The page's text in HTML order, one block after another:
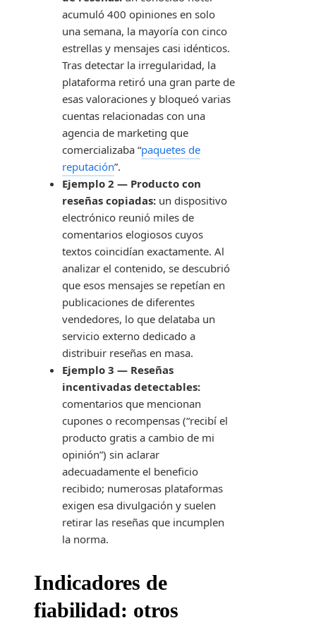
acumuló 400 opiniones en solo
una semana, la mayoría con cinco
estrellas y mensajes casi idénticos.
Tras detectar la irregularidad, la
plataforma retiró una gran parte de
esas valoraciones y bloqueó varias
cuentas relacionadas con una
agencia de marketing que
comercializaba “paquetes de
reputación”.
Ejemplo 2 — Producto con
reseñas copiadas: un dispositivo
electrónico reunió miles de
comentarios elogiosos cuyos
textos coincidían exactamente. Al
analizar el contenido, se descubrió
que esos mensajes se repetían en
publicaciones de diferentes
vendedores, lo que delataba un
servicio externo dedicado a
distribuir reseñas en masa.
Ejemplo 3 — Reseñas
incentivadas detectables:
comentarios que mencionan
cupones o recompensas (“recibí el
producto gratis a cambio de mi
opinión”) sin aclarar
adecuadamente el beneficio
recibido; numerosas plataformas
exigen esa divulgación y suelen
retirar las reseñas que incumplen
la norma.
Indicadores de
fiabilidad: otros